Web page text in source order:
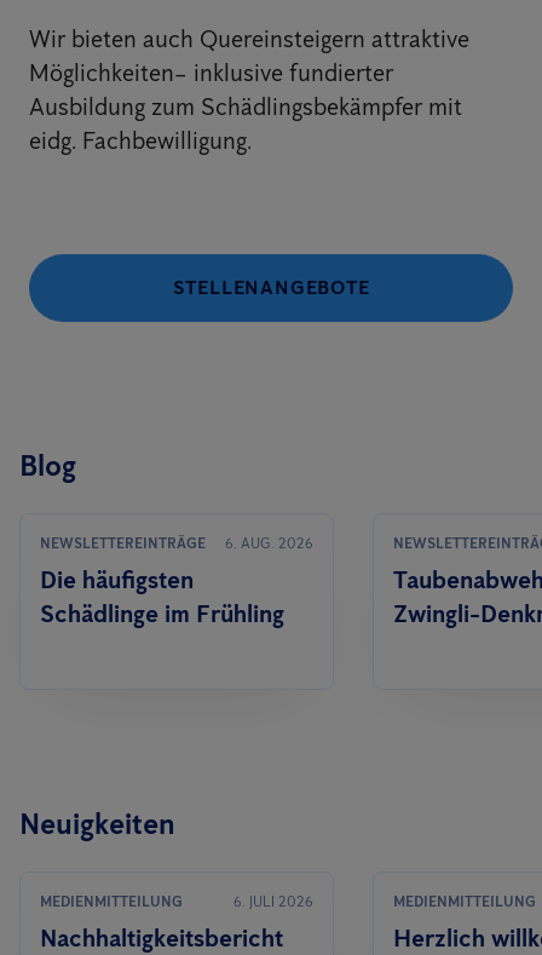
Wir bieten auch Quereinsteigern attraktive
Möglichkeiten– inklusive fundierter
Ausbildung zum Schädlingsbekämpfer mit
eidg. Fachbewilligung.
STELLENANGEBOTE
Blog
NEWSLETTEREINTRÄGE 6. AUG. 2026
Die häufigsten
Schädlinge im Frühling
Zwingli-
Neuigkeiten
MEDIENMITTEILUNG 6. JULI 2026
Nachhaltigkeitsbericht
MEDIENMITTEILUNG
Herzlich